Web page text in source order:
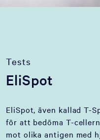
Tests
EliSpot
EliSpot, även kallad T-
för att bedöma T-
mot olika antigen med